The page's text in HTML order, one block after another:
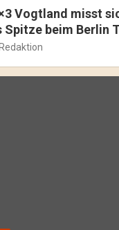
Vogtland misst
Spitze beim Berlin